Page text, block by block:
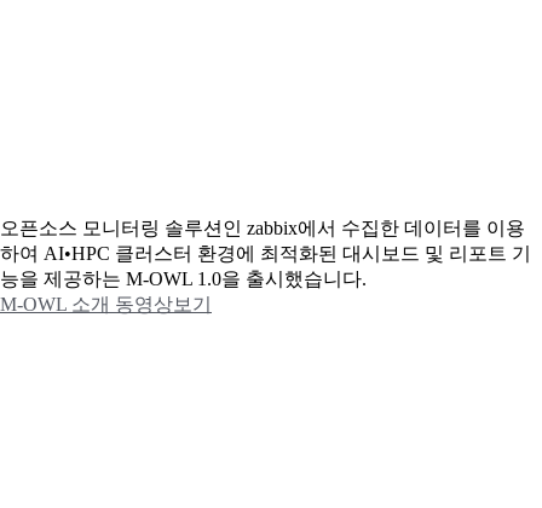
오픈소스 모니터링 솔루션인 zabbix에서 수집한 데이터를 이용
하여 AI•HPC 클러스터 환경에 최적화된 대시보드 및 리포트 기
능을 제공하는 M-OWL 1.0을 출시했습니다.
M-OWL 소개 동영상보기